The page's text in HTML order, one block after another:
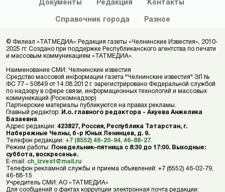
Документы Редакция Контакты
Справочник города Разное
© Филиал «ТАТМЕДИА» Редакция газеты «Челнинские Известия», 2010-
2025 гг. Создано при поддержке Республиканского агентства по печати
и массовым коммуникациям «ТАТМЕДИА».
Наименование СМИ: Челнинские известия
Средство массовой информации газета "Челнинские известия" ЭЛ №
ФС 77 – 50849 от 14.08.2012 г. зарегистрировано Федеральной службой
по надзору в сфере связи, информационных технологий и массовых
коммуникаций (Роскомнадзор)
Партнерские материалы публикуются на правах рекламы.
Главный редактор: И.о. главного редактора - Акуева Анжелика
Базаевна
Адрес редакции: 423827, Россия, Республика Татарстан, г.
Набережные Челны, б-р Юных Ленинцев, д. 9.
Телефон редакции: +7 (8552) 46-20-94 46-88-27
Режим работы: Понедельник–пятница с 8:30 до 17:00. Выходные:
суббота, воскресенье.
E-mail: ch_izvest@mail.ru
Телефон рекламной службы и приема объявлений: +7 (8552) 46-02-79,
46-88-15
Учредитель СМИ: АО «ТАТМЕДИА»
Для сообщений о фактах коррупции электронная почта редакции: